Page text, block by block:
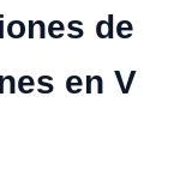
de
en V